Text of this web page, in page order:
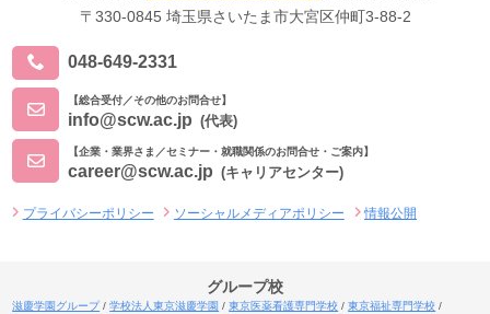
〒330-0845 埼玉県さいたま市大宮区仲町3-88-2
048-649-2331
【総合受付／その他のお問合せ】
info@scw.ac.jp (代表)
【企業・業界さま／セミナー・就職関係のお問合せ・ご案内】
career@scw.ac.jp (キャリアセンター)
プライバシーポリシー ソーシャルメディアポリシー 情報公開
グループ校
滋慶学園グループ 学校法人東京滋慶学園 東京医薬看護専門学校
東京福祉専門学校